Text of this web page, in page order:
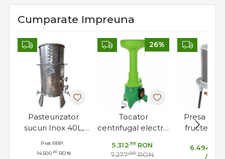
Cumparate Impreuna
Pasteurizator
sucuri Inox 40L,
serpentina,
Pret RRP:
14.500 ,00 RON
26%
Tocator
centrifugal electric
Grifo
5.312,99 RON
7.277,00 RON
Presa
fructe
struguri
6.494